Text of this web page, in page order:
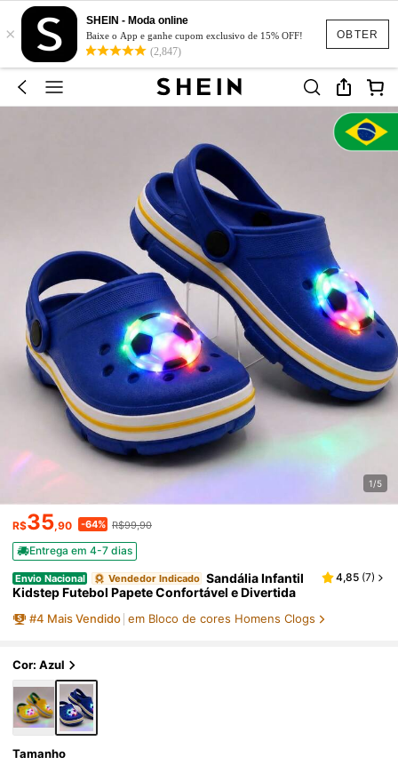
OBTER
×
SHEIN - Moda online
Baixe o App e ganhe cupom exclusivo de 15% OFF!
(2,847)
1/5
R$35,90 -64% R$99,90
Entrega em 4-7 dias
Envio Nacional Vendedor Indicado Sandália Infantil
Kidstep Futebol Papete Confortável e Divertida
4,85 (7)
#4 Mais Vendido em Bloco de cores Homens Clogs
Cor: Azul
Tamanho